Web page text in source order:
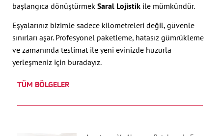
başlangıca dönüştürmek Saral Lojistik ile mümkündür.
Eşyalarınız bizimle sadece kilometreleri değil, güvenle
sınırları aşar. Profesyonel paketleme, hatasız gümrükleme
ve zamanında teslimat ile yeni evinizde huzurla
yerleşmeniz için buradayız.
TÜM BÖLGELER